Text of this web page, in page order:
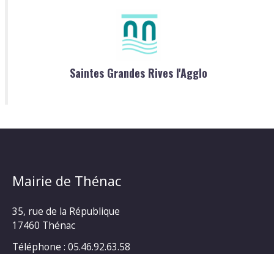
Saintes Grandes Rives l'Agglo
Mairie de Thénac
35, rue de la République
17460 Thénac
Téléphone : 05.46.92.63.58